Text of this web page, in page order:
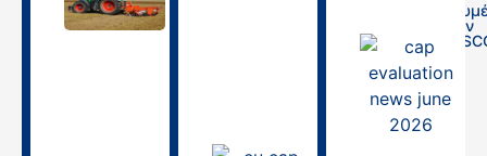
ν επιλογών
κόστους
στην ΚΑΠ
16/09/2025